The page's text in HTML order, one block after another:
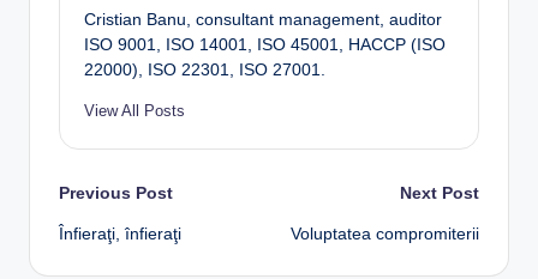
Cristian Banu, consultant management, auditor
ISO 9001, ISO 14001, ISO 45001, HACCP (ISO
22000), ISO 22301, ISO 27001.
View All Posts
Post
navigation
Previous Post
Înfieraţi, înfieraţi
Next Post
Voluptatea compromiterii